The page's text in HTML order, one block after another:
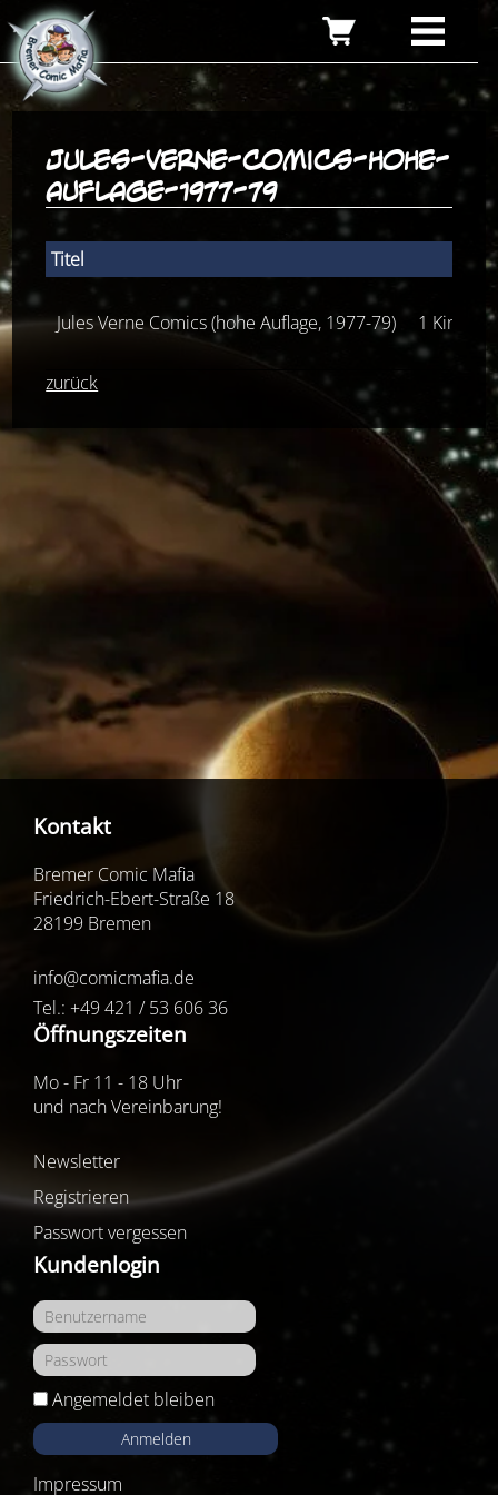
jules-verne-comics-hohe-
auflage-1977-79
Titel
Jules Verne Comics (hohe Auflage, 1977-79) 1 Kinder
zurück
Kontakt
Bremer Comic Mafia
Friedrich-Ebert-Straße 18
28199 Bremen
info@comicmafia.de
Tel.: +49 421 / 53 606 36
Öffnungszeiten
Mo - Fr 11 - 18 Uhr
und nach Vereinbarung!
Newsletter
Registrieren
Passwort vergessen
Kundenlogin
Angemeldet bleiben
Anmelden
Impressum